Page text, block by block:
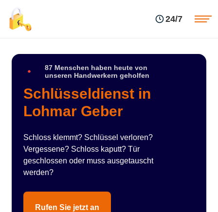
24/7
87 Menschen haben heute von
unseren Handwerkern geholfen
Schlüsseldienst in
Lohmar Geber
Schloss klemmt? Schlüssel verloren?
Vergessene? Schloss kaputt? Tür
geschlossen oder muss ausgetauscht
werden?
Rufen Sie jetzt an